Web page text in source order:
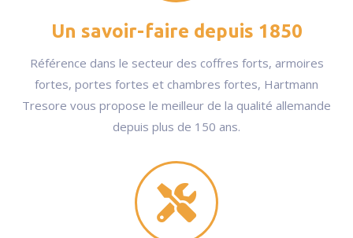
Un savoir-faire depuis 1850
Référence dans le secteur des coffres forts, armoires
fortes, portes fortes et chambres fortes, Hartmann
Tresore vous propose le meilleur de la qualité allemande
depuis plus de 150 ans.